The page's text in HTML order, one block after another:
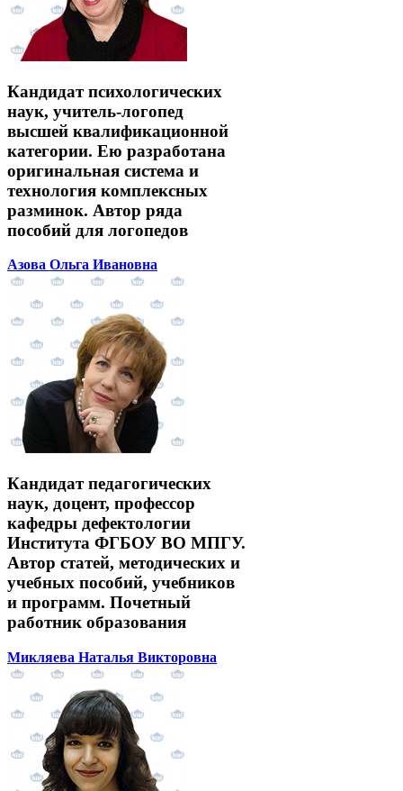
Кандидат психологических
наук, учитель-логопед
высшей квалификационной
категории. Ею разработана
оригинальная система и
технология комплексных
разминок. Автор ряда
пособий для логопедов
Азова Ольга Ивановна
Кандидат педагогических
наук, доцент, профессор
кафедры дефектологии
Института ФГБОУ ВО МПГУ.
Автор статей, методических и
учебных пособий, учебников
и программ. Почетный
работник образования
Микляева Наталья Викторовна